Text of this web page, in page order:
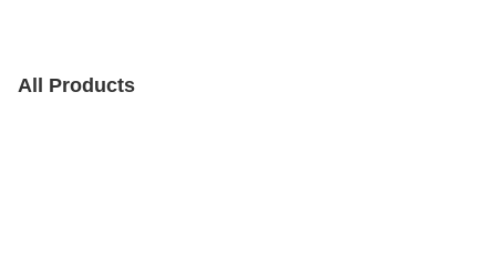
All Products